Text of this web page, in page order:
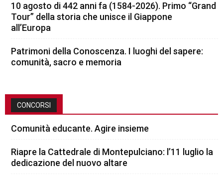
10 agosto di 442 anni fa (1584-2026). Primo “Grand
Tour” della storia che unisce il Giappone
all’Europa
Patrimoni della Conoscenza. I luoghi del sapere:
comunità, sacro e memoria
CONCORSI
Comunità educante. Agire insieme
Riapre la Cattedrale di Montepulciano: l’11 luglio la
dedicazione del nuovo altare